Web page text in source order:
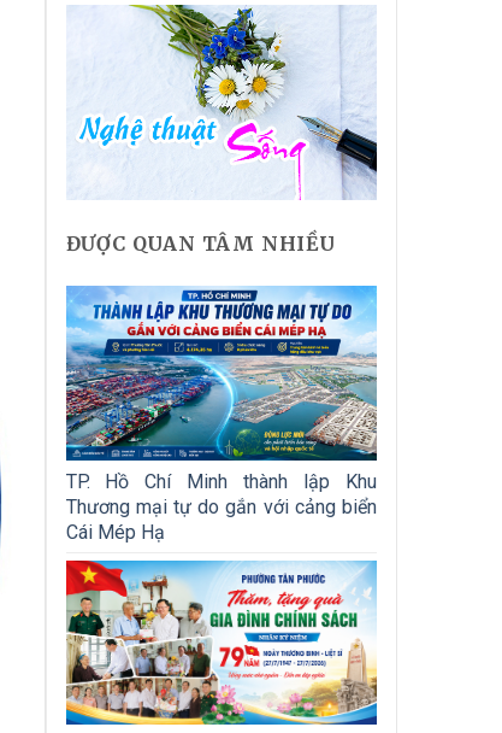
ĐƯỢC QUAN TÂM NHIỀU
TP. Hồ Chí Minh thành lập Khu
Thương mại tự do gắn với cảng biển
Cái Mép Hạ